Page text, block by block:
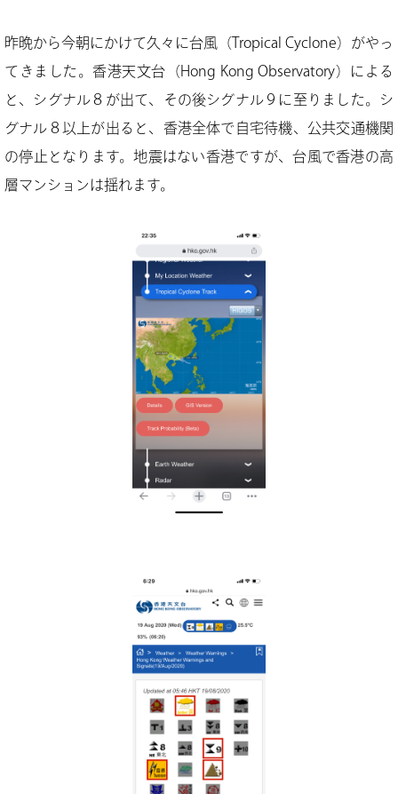
昨晩から今朝にかけて久々に台風（Tropical Cyclone）がやっ
てきました。香港天文台（Hong Kong Observatory）による
と、シグナル８が出て、その後シグナル９に至りました。シ
グナル８以上が出ると、香港全体で自宅待機、公共交通機関
の停止となります。地震はない香港ですが、台風で香港の高
層マンションは揺れます。